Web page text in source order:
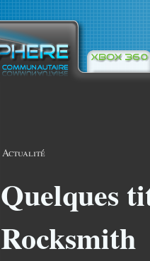
Actualité
Quelques
Rocksmith